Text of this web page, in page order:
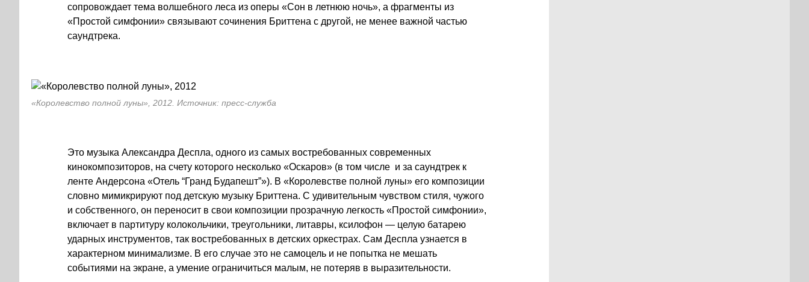
сопровождает тема волшебного леса из оперы «Сон в летнюю ночь», а фрагменты из
«Простой симфонии» связывают сочинения Бриттена с другой, не менее важной частью
саундтрека.
«Королевство полной луны», 2012. Источник: пресс-служба
Это музыка Александра Деспла, одного из самых востребованных современных
кинокомпозиторов, на счету которого несколько «Оскаров» (в том числе и за саундтрек к
ленте Андерсона «Отель “Гранд Будапешт”»). В «Королевстве полной луны» его композиции
словно мимикрируют под детскую музыку Бриттена. С удивительным чувством стиля, чужого
и собственного, он переносит в свои композиции прозрачную легкость «Простой симфонии»,
включает в партитуру колокольчики, треугольники, литавры, ксилофон — целую батарею
ударных инструментов, так востребованных в детских оркестрах. Сам Деспла узнается в
характерном минимализме. В его случае это не самоцель и не попытка не мешать
событиями на экране, а умение ограничиться малым, не потеряв в выразительности.